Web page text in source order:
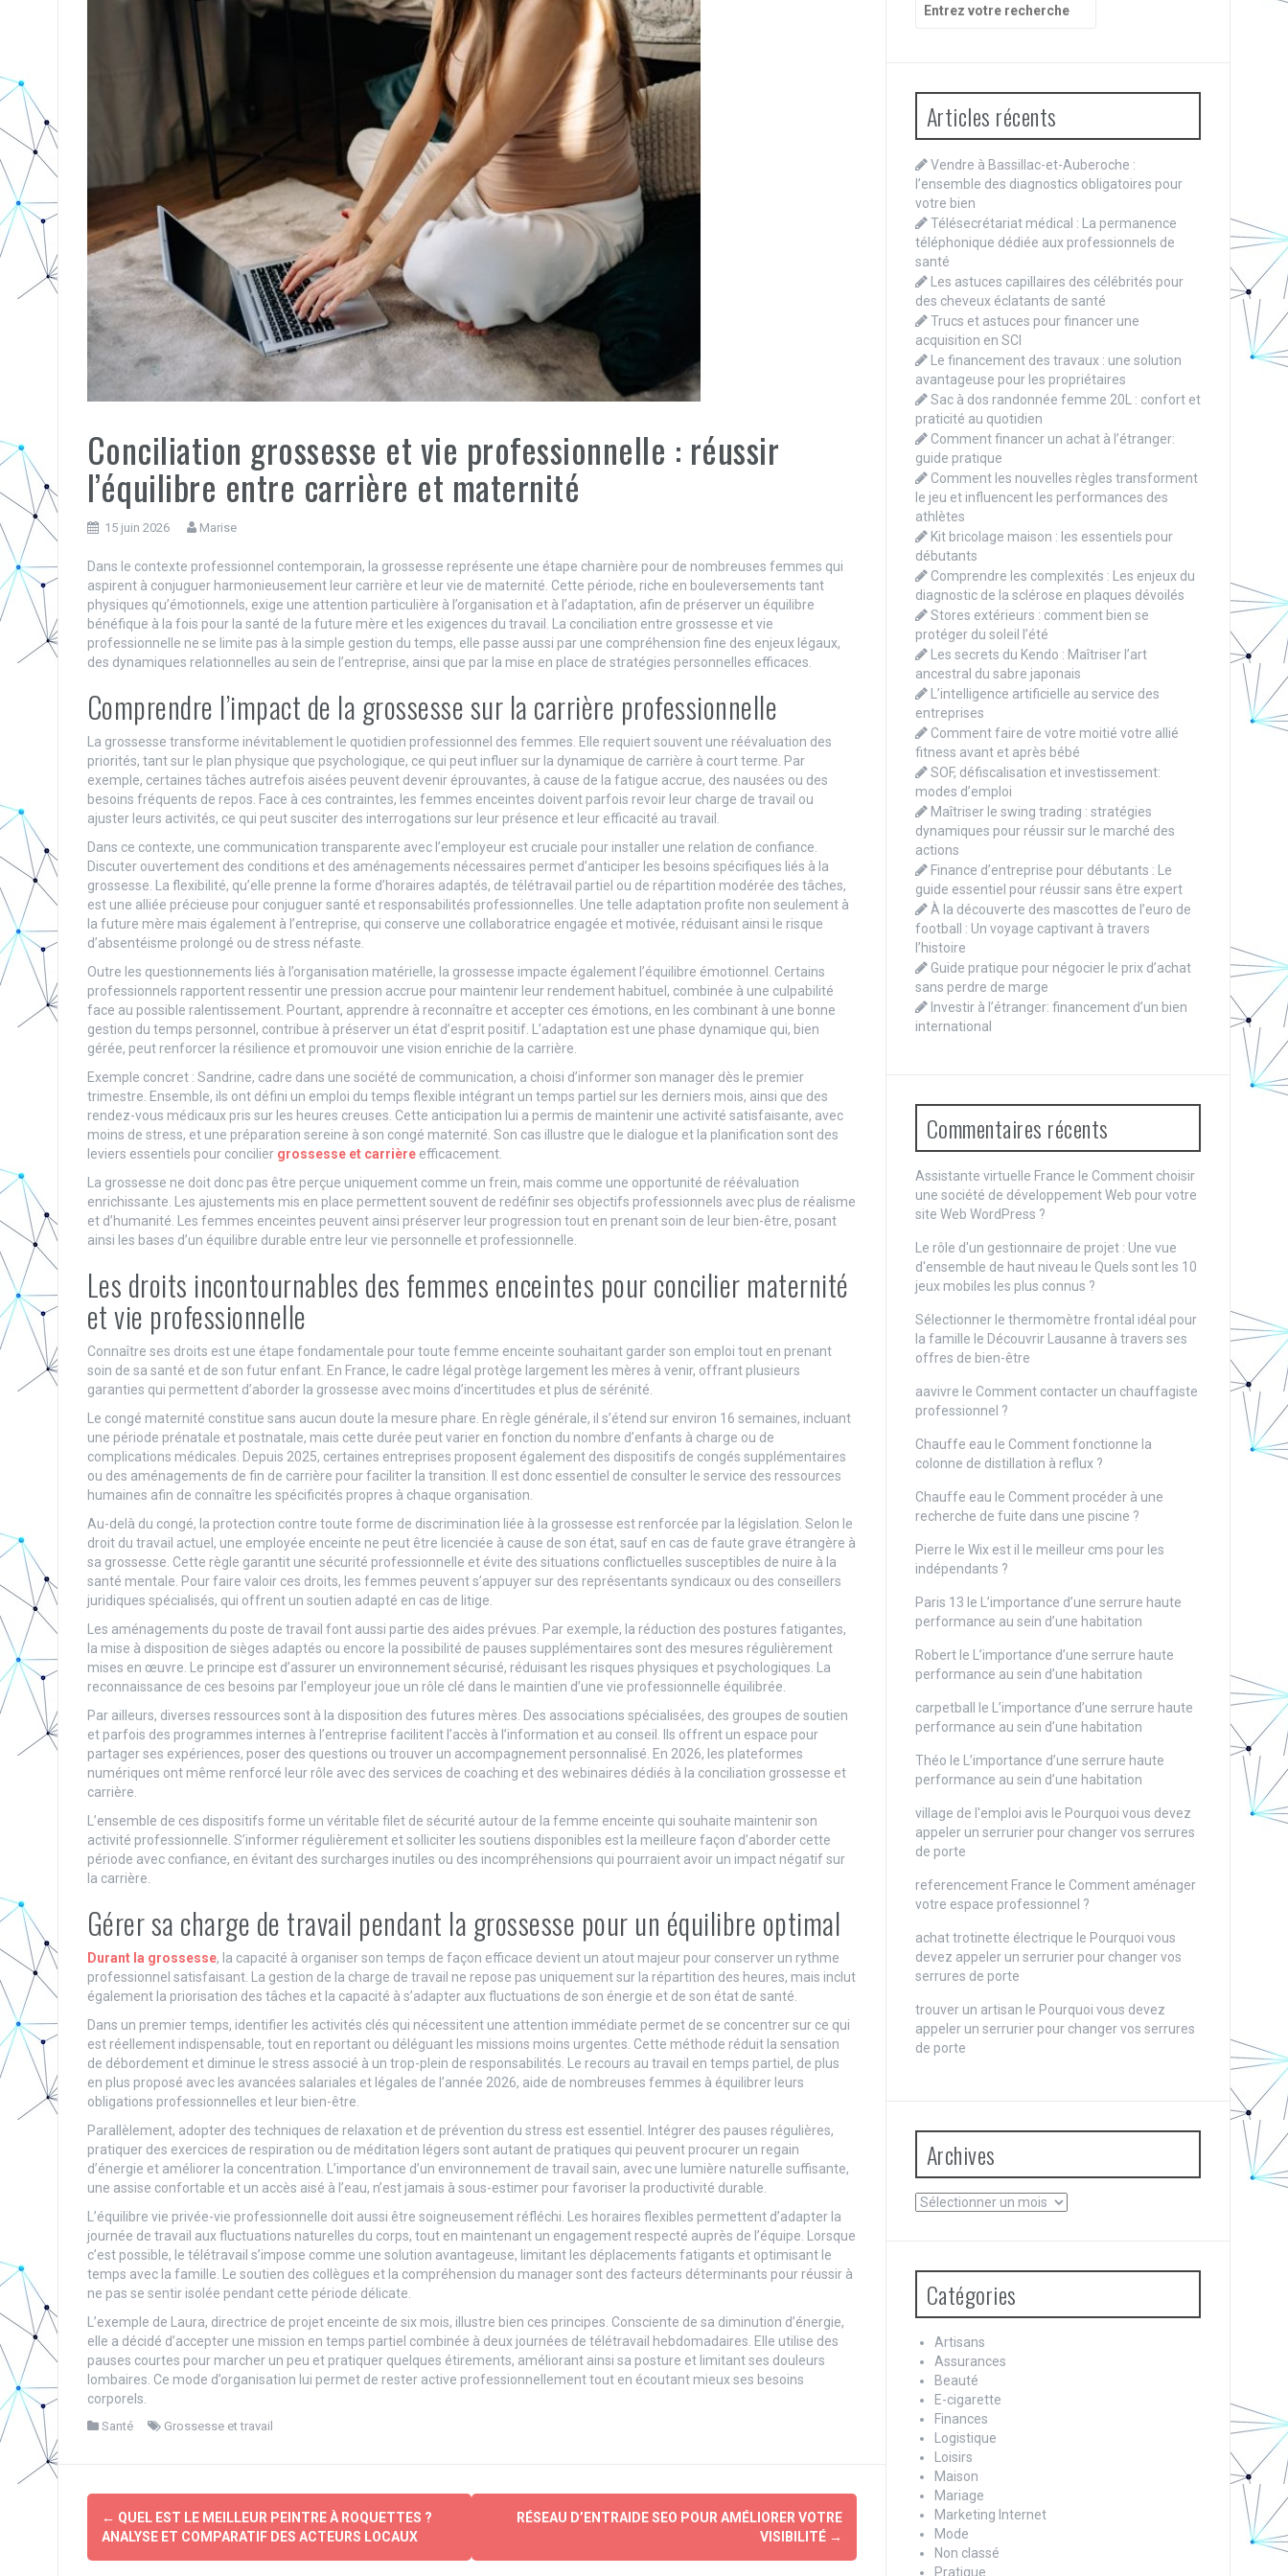
Conciliation grossesse et vie professionnelle : réussir
l’équilibre entre carrière et maternité
15 juin 2026 Marise
Dans le contexte professionnel contemporain, la grossesse représente une étape charnière pour de nombreuses femmes qui
aspirent à conjuguer harmonieusement leur carrière et leur vie de maternité. Cette période, riche en bouleversements tant
physiques qu’émotionnels, exige une attention particulière à l’organisation et à l’adaptation, afin de préserver un équilibre
bénéfique à la fois pour la santé de la future mère et les exigences du travail. La conciliation entre grossesse et vie
professionnelle ne se limite pas à la simple gestion du temps, elle passe aussi par une compréhension fine des enjeux légaux,
des dynamiques relationnelles au sein de l’entreprise, ainsi que par la mise en place de stratégies personnelles efficaces.
Comprendre l’impact de la grossesse sur la carrière professionnelle
La grossesse transforme inévitablement le quotidien professionnel des femmes. Elle requiert souvent une réévaluation des
priorités, tant sur le plan physique que psychologique, ce qui peut influer sur la dynamique de carrière à court terme. Par
exemple, certaines tâches autrefois aisées peuvent devenir éprouvantes, à cause de la fatigue accrue, des nausées ou des
besoins fréquents de repos. Face à ces contraintes, les femmes enceintes doivent parfois revoir leur charge de travail ou
ajuster leurs activités, ce qui peut susciter des interrogations sur leur présence et leur efficacité au travail.
Dans ce contexte, une communication transparente avec l’employeur est cruciale pour installer une relation de confiance.
Discuter ouvertement des conditions et des aménagements nécessaires permet d’anticiper les besoins spécifiques liés à la
grossesse. La flexibilité, qu’elle prenne la forme d’horaires adaptés, de télétravail partiel ou de répartition modérée des tâches,
est une alliée précieuse pour conjuguer santé et responsabilités professionnelles. Une telle adaptation profite non seulement à
la future mère mais également à l’entreprise, qui conserve une collaboratrice engagée et motivée, réduisant ainsi le risque
d’absentéisme prolongé ou de stress néfaste.
Outre les questionnements liés à l’organisation matérielle, la grossesse impacte également l’équilibre émotionnel. Certains
professionnels rapportent ressentir une pression accrue pour maintenir leur rendement habituel, combinée à une culpabilité
face au possible ralentissement. Pourtant, apprendre à reconnaître et accepter ces émotions, en les combinant à une bonne
gestion du temps personnel, contribue à préserver un état d’esprit positif. L’adaptation est une phase dynamique qui, bien
gérée, peut renforcer la résilience et promouvoir une vision enrichie de la carrière.
Exemple concret : Sandrine, cadre dans une société de communication, a choisi d’informer son manager dès le premier
trimestre. Ensemble, ils ont défini un emploi du temps flexible intégrant un temps partiel sur les derniers mois, ainsi que des
rendez-vous médicaux pris sur les heures creuses. Cette anticipation lui a permis de maintenir une activité satisfaisante, avec
moins de stress, et une préparation sereine à son congé maternité. Son cas illustre que le dialogue et la planification sont des
leviers essentiels pour concilier grossesse et carrièreefficacement.
La grossesse ne doit donc pas être perçue uniquement comme un frein, mais comme une opportunité de réévaluation
enrichissante. Les ajustements mis en place permettent souvent de redéfinir ses objectifs professionnels avec plus de réalisme
et d’humanité. Les femmes enceintes peuvent ainsi préserver leur progression tout en prenant soin de leur bien-être, posant
ainsi les bases d’un équilibre durable entre leur vie personnelle et professionnelle.
Les droits incontournables des femmes enceintes pour concilier maternité
et vie professionnelle
Connaître ses droits est une étape fondamentale pour toute femme enceinte souhaitant garder son emploi tout en prenant
soin de sa santé et de son futur enfant. En France, le cadre légal protège largement les mères à venir, offrant plusieurs
garanties qui permettent d’aborder la grossesse avec moins d’incertitudes et plus de sérénité.
Le congé maternité constitue sans aucun doute la mesure phare. En règle générale, il s’étend sur environ 16 semaines, incluant
une période prénatale et postnatale, mais cette durée peut varier en fonction du nombre d’enfants à charge ou de
complications médicales. Depuis 2025, certaines entreprises proposent également des dispositifs de congés supplémentaires
ou des aménagements de fin de carrière pour faciliter la transition. Il est donc essentiel de consulter le service des ressources
humaines afin de connaître les spécificités propres à chaque organisation.
Au-delà du congé, la protection contre toute forme de discrimination liée à la grossesse est renforcée par la législation. Selon le
droit du travail actuel, une employée enceinte ne peut être licenciée à cause de son état, sauf en cas de faute grave étrangère à
sa grossesse. Cette règle garantit une sécurité professionnelle et évite des situations conflictuelles susceptibles de nuire à la
santé mentale. Pour faire valoir ces droits, les femmes peuvent s’appuyer sur des représentants syndicaux ou des conseillers
juridiques spécialisés, qui offrent un soutien adapté en cas de litige.
Les aménagements du poste de travail font aussi partie des aides prévues. Par exemple, la réduction des postures fatigantes,
la mise à disposition de sièges adaptés ou encore la possibilité de pauses supplémentaires sont des mesures régulièrement
mises en œuvre. Le principe est d’assurer un environnement sécurisé, réduisant les risques physiques et psychologiques. La
reconnaissance de ces besoins par l’employeur joue un rôle clé dans le maintien d’une vie professionnelle équilibrée.
Par ailleurs, diverses ressources sont à la disposition des futures mères. Des associations spécialisées, des groupes de soutien
et parfois des programmes internes à l’entreprise facilitent l’accès à l’information et au conseil. Ils offrent un espace pour
partager ses expériences, poser des questions ou trouver un accompagnement personnalisé. En 2026, les plateformes
numériques ont même renforcé leur rôle avec des services de coaching et des webinaires dédiés à la conciliation grossesse et
carrière.
L’ensemble de ces dispositifs forme un véritable filet de sécurité autour de la femme enceinte qui souhaite maintenir son
activité professionnelle. S’informer régulièrement et solliciter les soutiens disponibles est la meilleure façon d’aborder cette
période avec confiance, en évitant des surcharges inutiles ou des incompréhensions qui pourraient avoir un impact négatif sur
la carrière.
Gérer sa charge de travail pendant la grossesse pour un équilibre optimal
Durant la grossesse, la capacité à organiser son temps de façon efficace devient un atout majeur pour conserver un rythme
professionnel satisfaisant. La gestion de la charge de travail ne repose pas uniquement sur la répartition des heures, mais inclut
également la priorisation des tâches et la capacité à s’adapter aux fluctuations de son énergie et de son état de santé.
Dans un premier temps, identifier les activités clés qui nécessitent une attention immédiate permet de se concentrer sur ce qui
est réellement indispensable, tout en reportant ou déléguant les missions moins urgentes. Cette méthode réduit la sensation
de débordement et diminue le stress associé à un trop-plein de responsabilités. Le recours au travail en temps partiel, de plus
en plus proposé avec les avancées salariales et légales de l’année 2026, aide de nombreuses femmes à équilibrer leurs
obligations professionnelles et leur bien-être.
Parallèlement, adopter des techniques de relaxation et de prévention du stress est essentiel. Intégrer des pauses régulières,
pratiquer des exercices de respiration ou de méditation légers sont autant de pratiques qui peuvent procurer un regain
d’énergie et améliorer la concentration. L’importance d’un environnement de travail sain, avec une lumière naturelle suffisante,
une assise confortable et un accès aisé à l’eau, n’est jamais à sous-estimer pour favoriser la productivité durable.
L’équilibre vie privée-vie professionnelle doit aussi être soigneusement réfléchi. Les horaires flexibles permettent d’adapter la
journée de travail aux fluctuations naturelles du corps, tout en maintenant un engagement respecté auprès de l’équipe. Lorsque
c’est possible, le télétravail s’impose comme une solution avantageuse, limitant les déplacements fatigants et optimisant le
temps avec la famille. Le soutien des collègues et la compréhension du manager sont des facteurs déterminants pour réussir à
ne pas se sentir isolée pendant cette période délicate.
L’exemple de Laura, directrice de projet enceinte de six mois, illustre bien ces principes. Consciente de sa diminution d’énergie,
elle a décidé d’accepter une mission en temps partiel combinée à deux journées de télétravail hebdomadaires. Elle utilise des
pauses courtes pour marcher un peu et pratiquer quelques étirements, améliorant ainsi sa posture et limitant ses douleurs
lombaires. Ce mode d’organisation lui permet de rester active professionnellement tout en écoutant mieux ses besoins
corporels.
Santé Grossesse et travail
Navigation
d'article
← QUEL EST LE MEILLEUR PEINTRE À ROQUETTES ?
ANALYSE ET COMPARATIF DES ACTEURS LOCAUX
RÉSEAU D’ENTRAIDE SEO POUR AMÉLIORER VOTRE
VISIBILITÉ →
pour
Articles récents
Vendre à Bassillac-et-Auberoche :
l’ensemble des diagnostics obligatoires pour
votre bien
Télésecrétariat médical : La permanence
téléphonique dédiée aux professionnels de
santé
Les astuces capillaires des célébrités pour
des cheveux éclatants de santé
Trucs et astuces pour financer une
acquisition en SCI
Le financement des travaux : une solution
avantageuse pour les propriétaires
Sac à dos randonnée femme 20L : confort et
praticité au quotidien
Comment financer un achat à l’étranger:
guide pratique
Comment les nouvelles règles transforment
le jeu et influencent les performances des
athlètes
Kit bricolage maison : les essentiels pour
débutants
Comprendre les complexités : Les enjeux du
diagnostic de la sclérose en plaques dévoilés
Stores extérieurs : comment bien se
protéger du soleil l’été
Les secrets du Kendo : Maîtriser l’art
ancestral du sabre japonais
L’intelligence artificielle au service des
entreprises
Comment faire de votre moitié votre allié
fitness avant et après bébé
SOF, défiscalisation et investissement:
modes d’emploi
Maîtriser le swing trading : stratégies
dynamiques pour réussir sur le marché des
actions
Finance d’entreprise pour débutants : Le
guide essentiel pour réussir sans être expert
À la découverte des mascottes de l’euro de
football : Un voyage captivant à travers
l’histoire
Guide pratique pour négocier le prix d’achat
sans perdre de marge
Investir à l’étranger: financement d’un bien
international
Commentaires récents
Assistante virtuelle France le Comment choisir
une société de développement Web pour votre
site Web WordPress ?
Le rôle d'un gestionnaire de projet : Une vue
d'ensemble de haut niveau le Quels sont les 10
jeux mobiles les plus connus ?
Sélectionner le thermomètre frontal idéal pour
la famille le Découvrir Lausanne à travers ses
offres de bien-être
aavivre le Comment contacter un chauffagiste
professionnel ?
Chauffe eau le Comment fonctionne la
colonne de distillation à reflux ?
Chauffe eau le Comment procéder à une
recherche de fuite dans une piscine ?
Pierre le Wix est il le meilleur cms pour les
indépendants ?
Paris 13 le
L’importance d’une serrure haute
performance au sein d’une habitation
Robertle
L’importance d’une serrure haute
performance au sein d’une habitation
carpetball le
L’importance d’une serrure haute
performance au sein d’une habitation
Théo le
L’importance d’une serrure haute
performance au sein d’une habitation
village de l'emploi avis le Pourquoi vous devez
appeler un serrurier pour changer vos serrures
de porte
referencement France le Comment aménager
votre espace professionnel ?
achat trotinette électrique le Pourquoi vous
devez appeler un serrurier pour changer vos
serrures de porte
trouver un artisan le Pourquoi vous devez
appeler un serrurier pour changer vos serrures
de porte
Archives
Archives
Catégories
Artisans
Assurances
Beauté
E-cigarette
Finances
Logistique
Loisirs
Maison
Mariage
Marketing Internet
Mode
Non classé
Pratique